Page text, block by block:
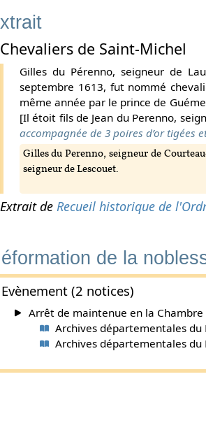
Chevaliers de Saint-Michel
Gilles du Pérenno, seigneur de
septembre 1613, fut nommé
même année par le prince de
[Il étoit fils de Jean du Perenno,
accompagnée de 3 poires d’or tigées
Gilles du Perenno, seigneur de
seigneur de Lescouet.
Extrait de Recueil historique de
de la
Evènement (2 notices)
Arrêt de maintenue en la
Archives départementales du
Archives départementales du